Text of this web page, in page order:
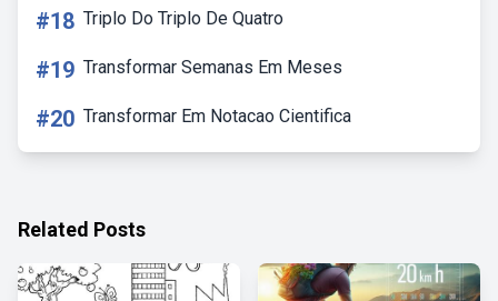
#18 Triplo Do Triplo De Quatro
#19 Transformar Semanas Em Meses
#20 Transformar Em Notacao Cientifica
Related Posts